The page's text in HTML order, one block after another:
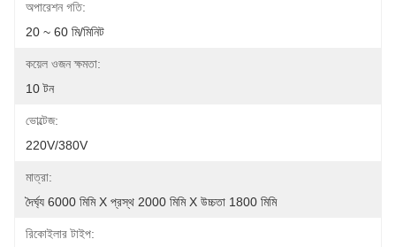
অপারেশন গতি:
20 ~ 60 মি/মিনিট
কয়েল ওজন ক্ষমতা:
10 টন
ভোল্টেজ:
220V/380V
মাত্রা:
দৈর্ঘ্য 6000 মিমি X প্রস্থ 2000 মিমি X উচ্চতা 1800 মিমি
রিকোইলার টাইপ: